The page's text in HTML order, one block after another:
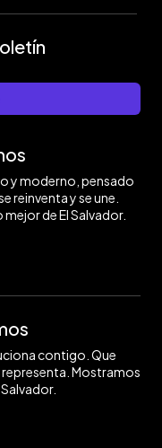
y moderno, pensado
reinventa y se une.
de El Salvador.
contigo. Que
Mostramos